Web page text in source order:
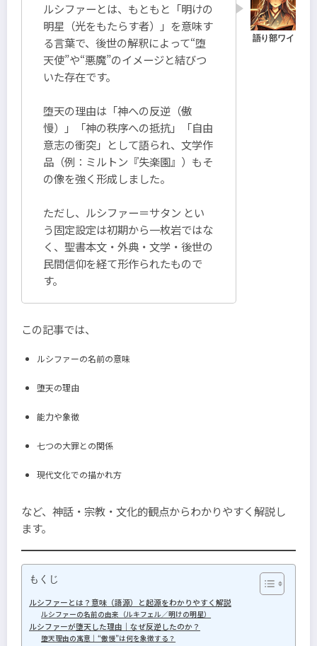
ルシファーとは、もともと「明けの
明星（光をもたらす者）」を意味す
る言葉で、後世の解釈によって“堕
天使”や“悪魔”のイメージと結びつ
いた存在です。
堕天の理由は「神への反逆（傲
慢）」「神の秩序への抵抗」「自由
意志の衝突」として語られ、文学作
品（例：ミルトン『失楽園』）もそ
の像を強く形成しました。
ただし、ルシファー＝サタン とい
う固定設定は初期から一枚岩ではな
く、聖書本文・外典・文学・後世の
民間信仰を経て形作られたもので
す。
この記事では、
ルシファーの名前の意味
堕天の理由
能力や象徴
七つの大罪との関係
現代文化での描かれ方
など、神話・宗教・文化的観点からわかりやすく解説し
ます。
もくじ
ルシファーとは？意味（語源）と起源をわかりやすく解説
ルシファーの名前の由来（ルキフェル／明けの明星）
ルシファーが堕天した理由｜なぜ反逆したのか？
堕天理由の寓意｜“傲慢”は何を象徴する？